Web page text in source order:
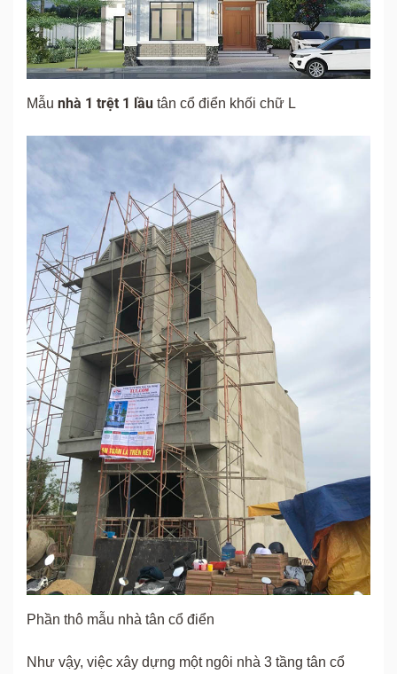
Mẫu nhà 1 trệt 1 lầu tân cổ điển khối chữ L
Phần thô mẫu nhà tân cổ điển
Như vậy, việc xây dựng một ngôi nhà 3 tầng tân cổ